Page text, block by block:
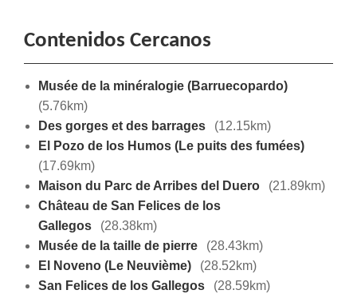
Contenidos Cercanos
Musée de la minéralogie (Barruecopardo)
(5.76km)
Des gorges et des barrages
(12.15km)
El Pozo de los Humos (Le puits des fumées)
(17.69km)
Maison du Parc de Arribes del Duero
(21.89km)
Château de San Felices de los
Gallegos
(28.38km)
Musée de la taille de pierre
(28.43km)
El Noveno (Le Neuvième)
(28.52km)
San Felices de los Gallegos
(28.59km)